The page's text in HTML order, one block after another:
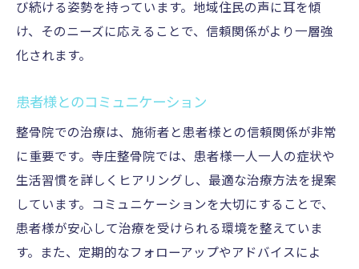
び続ける姿勢を持っています。地域住民の声に耳を傾
け、そのニーズに応えることで、信頼関係がより一層強
化されます。
患者様とのコミュニケーション
整骨院での治療は、施術者と患者様との信頼関係が非常
に重要です。寺庄整骨院では、患者様一人一人の症状や
生活習慣を詳しくヒアリングし、最適な治療方法を提案
しています。コミュニケーションを大切にすることで、
患者様が安心して治療を受けられる環境を整えていま
す。また、定期的なフォローアップやアドバイスによ